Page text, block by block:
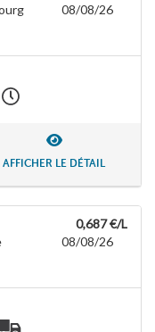
08/08/26
AFFICHER LE DÉTAIL
0,687 €/L
08/08/26